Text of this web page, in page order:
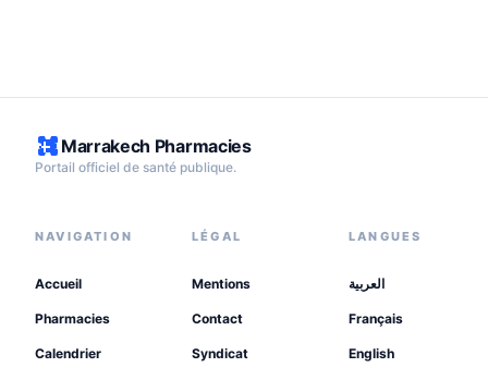
Marrakech Pharmacies
Portail officiel de santé publique.
NAVIGATION
Accueil
Pharmacies
Calendrier
LÉGAL
Mentions
Contact
Syndicat
LANGUES
العربية
Français
English